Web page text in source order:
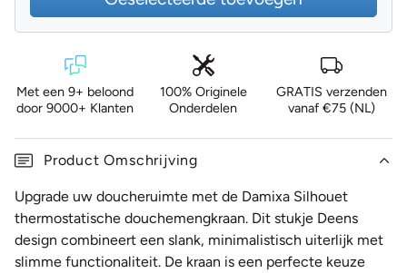
Met een 9+ beloond
door 9000+ Klanten
100% Originele
Onderdelen
GRATIS verzenden
vanaf €75 (NL)
Product Omschrijving
Upgrade uw doucheruimte met de Damixa Silhouet
thermostatische douchemengkraan. Dit stukje Deens
design combineert een slank, minimalistisch uiterlijk met
slimme functionaliteit. De kraan is een perfecte keuze